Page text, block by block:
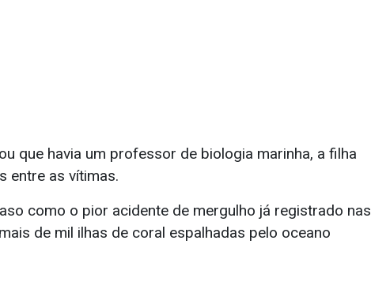
que havia um professor de biologia marinha, a filha
entre as vítimas.
como o pior acidente de mergulho já registrado nas
de mil ilhas de coral espalhadas pelo oceano